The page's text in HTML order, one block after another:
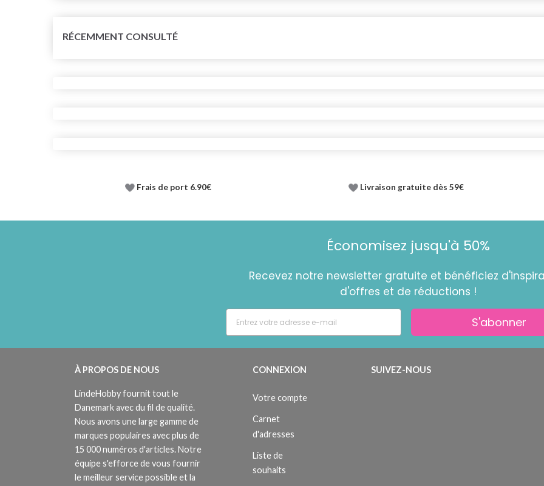
RÉCEMMENT CONSULTÉ
Frais de port 6.90€ Livraison gratuite dès 59€
Économisez jusqu'à 50%
Recevez notre newsletter gratuite et bénéficiez
d'offres et de réductions !
S'abonner
À PROPOS DE NOUS
LindeHobby fournit tout le
Danemark avec du fil de qualité.
Nous avons une large gamme de
marques populaires avec plus de
15 000 numéros d'articles. Notre
équipe s'efforce de vous fournir
le meilleur service possible et la
CONNEXION
Votre compte
Carnet
d'adresses
Liste de
souhaits
SUIVEZ-NOUS